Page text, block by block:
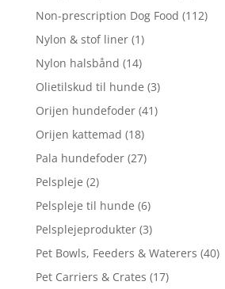
Non-prescription Dog Food (112)
Nylon & stof liner (1)
Nylon halsbånd (14)
Olietilskud til hunde (3)
Orijen hundefoder (41)
Orijen kattemad (18)
Pala hundefoder (27)
Pelspleje (2)
Pelspleje til hunde (6)
Pelsplejeprodukter (3)
Pet Bowls, Feeders & Waterers (40)
Pet Carriers & Crates (17)